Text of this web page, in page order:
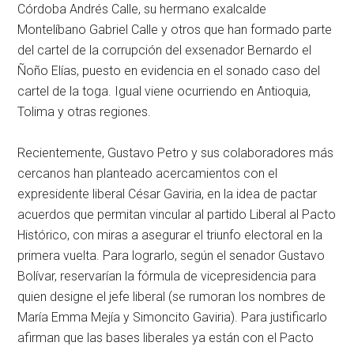
Córdoba Andrés Calle, su hermano exalcalde
Montelíbano Gabriel Calle y otros que han formado parte
del cartel de la corrupción del exsenador Bernardo el
Ñoño Elías, puesto en evidencia en el sonado caso del
cartel de la toga. Igual viene ocurriendo en Antioquia,
Tolima y otras regiones.
Recientemente, Gustavo Petro y sus colaboradores más
cercanos han planteado acercamientos con el
expresidente liberal César Gaviria, en la idea de pactar
acuerdos que permitan vincular al partido Liberal al Pacto
Histórico, con miras a asegurar el triunfo electoral en la
primera vuelta. Para lograrlo, según el senador Gustavo
Bolívar, reservarían la fórmula de vicepresidencia para
quien designe el jefe liberal (se rumoran los nombres de
María Emma Mejía y Simoncito Gaviria). Para justificarlo
afirman que las bases liberales ya están con el Pacto